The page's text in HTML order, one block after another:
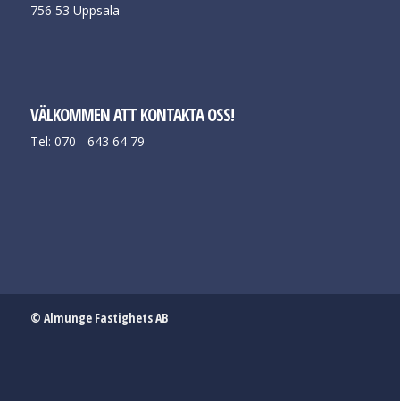
756 53 Uppsala
VÄLKOMMEN ATT KONTAKTA OSS!
Tel: 070 - 643 64 79
© Almunge Fastighets AB